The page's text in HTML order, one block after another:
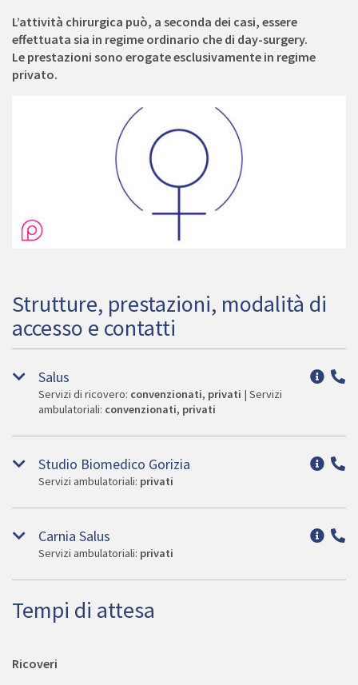
L’attività chirurgica può, a seconda dei casi, essere
effettuata sia in regime ordinario che di day-surgery.
Le prestazioni sono erogate esclusivamente in regime
privato.
Strutture, prestazioni, modalità di
accesso e contatti
Salus
Servizi di ricovero: convenzionati, privati | Servizi
ambulatoriali: convenzionati, privati
Studio Biomedico Gorizia
Servizi ambulatoriali: privati
Carnia Salus
Servizi ambulatoriali: privati
Tempi di attesa
Ricoveri